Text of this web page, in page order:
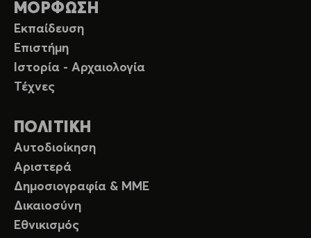
ΜΟΡΦΩΣΗ
Εκπαίδευση
Επιστήμη
Ιστορία - Αρχαιολογία
Τέχνες
ΠΟΛΙΤΙΚΗ
Αυτοδιοίκηση
Αριστερά
Δημοσιογραφία & ΜΜΕ
Δικαιοσύνη
Εθνικισμός